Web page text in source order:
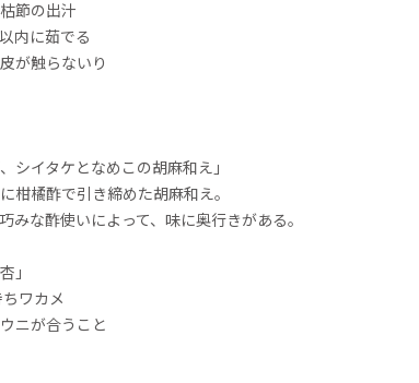
節の出汁
内に茹でる
が触らないり
シイタケとなめこの胡麻和え」
柑橘酢で引き締めた胡麻和え。
みな酢使いによって、味に奥行きがある。
」
ワカメ
ニが合うこと